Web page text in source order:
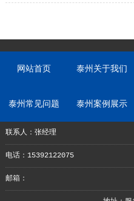
网站首页 泰州关于我们
泰州常见问题 泰州案例展示
联系人：张经理
电话：15392122075
邮箱：